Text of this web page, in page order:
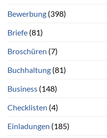
Bewerbung (398)
Briefe (81)
Broschüren (7)
Buchhaltung (81)
Business (148)
Checklisten (4)
Einladungen (185)